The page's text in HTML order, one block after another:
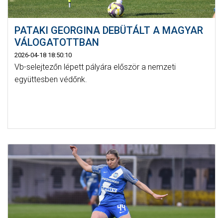
PATAKI GEORGINA DEBÜTÁLT A MAGYAR
VÁLOGATOTTBAN
2026-04-18 18:50:10
Vb-selejtezőn lépett pályára először a nemzeti
együttesben védőnk.